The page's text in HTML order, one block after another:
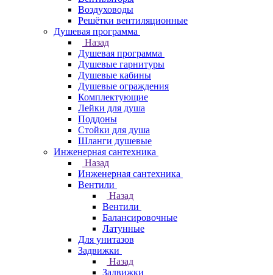
Воздуховоды
Решётки вентиляционные
Душевая программа
Назад
Душевая программа
Душевые гарнитуры
Душевые кабины
Душевые ограждения
Комплектующие
Лейки для душа
Поддоны
Стойки для душа
Шланги душевые
Инженерная сантехника
Назад
Инженерная сантехника
Вентили
Назад
Вентили
Балансировочные
Латунные
Для унитазов
Задвижки
Назад
Задвижки